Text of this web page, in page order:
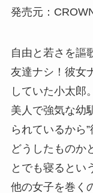
発売元：
自由と若さを謳
友達ナシ！彼女
していた小太郎。
美人で強気な幼
られているから
どうしたものか
とでも寝るとい
他の女子を巻く